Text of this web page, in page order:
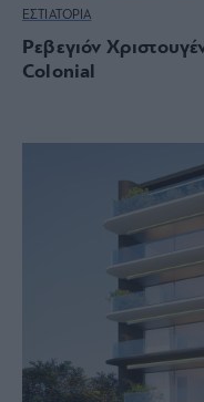
ΕΣΤΙΑΤΟΡΙΑ
Ρεβεγιόν
Colonial